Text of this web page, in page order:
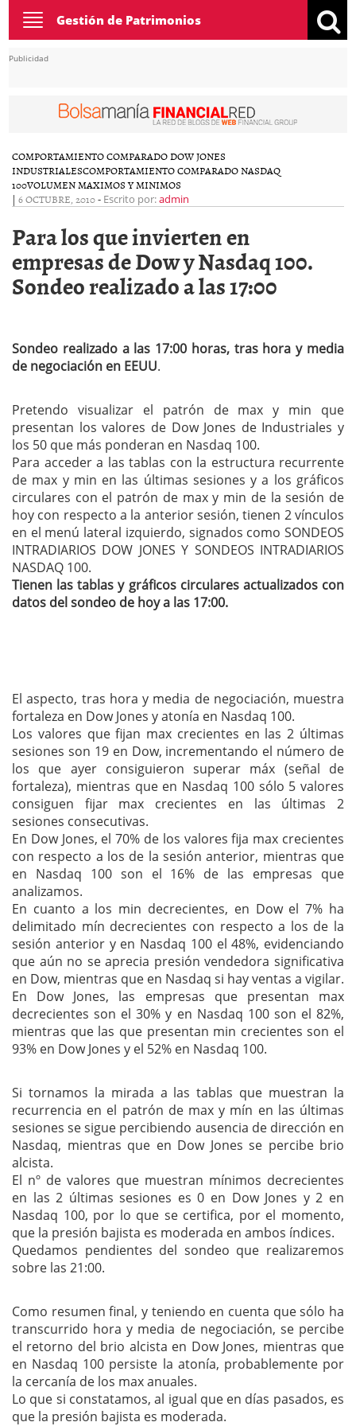
Toggle
navigation
Gestión de Patrimonios
Publicidad
COMPORTAMIENTO COMPARADO DOW JONES
INDUSTRIALESCOMPORTAMIENTO COMPARADO NASDAQ
100VOLUMEN MAXIMOS Y MINIMOS
| 6 OCTUBRE, 2010- Escrito por:admin
Para los que invierten en
empresas de Dow y Nasdaq 100.
Sondeo realizado a las 17:00
Sondeo realizado a las 17:00 horas, tras hora y media
de negociación en EEUU.
Pretendo visualizar el patrón de max y min que
presentan los valores de Dow Jones de Industriales y
los 50 que más ponderan en Nasdaq 100.
Para acceder a las tablas con la estructura recurrente
de max y min en las últimas sesiones y a los gráficos
circulares con el patrón de max y min de la sesión de
hoy con respecto a la anterior sesión, tienen 2 vínculos
en el menú lateral izquierdo, signados como SONDEOS
INTRADIARIOS DOW JONES Y SONDEOS INTRADIARIOS
NASDAQ 100.
Tienen las tablas y gráficos circulares actualizados con
datos del sondeo de hoy a las 17:00.
El aspecto, tras hora y media de negociación, muestra
fortaleza en Dow Jones y atonía en Nasdaq 100.
Los valores que fijan max crecientes en las 2 últimas
sesiones son 19 en Dow, incrementando el número de
los que ayer consiguieron superar máx (señal de
fortaleza), mientras que en Nasdaq 100 sólo 5 valores
consiguen fijar max crecientes en las últimas 2
sesiones consecutivas.
En Dow Jones, el 70% de los valores fija max crecientes
con respecto a los de la sesión anterior, mientras que
en Nasdaq 100 son el 16% de las empresas que
analizamos.
En cuanto a los min decrecientes, en Dow el 7% ha
delimitado mín decrecientes con respecto a los de la
sesión anterior y en Nasdaq 100 el 48%, evidenciando
que aún no se aprecia presión vendedora significativa
en Dow, mientras que en Nasdaq si hay ventas a vigilar.
En Dow Jones, las empresas que presentan max
decrecientes son el 30% y en Nasdaq 100 son el 82%,
mientras que las que presentan min crecientes son el
93% en Dow Jones y el 52% en Nasdaq 100.
Si tornamos la mirada a las tablas que muestran la
recurrencia en el patrón de max y mín en las últimas
sesiones se sigue percibiendo ausencia de dirección en
Nasdaq, mientras que en Dow Jones se percibe brio
alcista.
El nº de valores que muestran mínimos decrecientes
en las 2 últimas sesiones es 0 en Dow Jones y 2 en
Nasdaq 100, por lo que se certifica, por el momento,
que la presión bajista es moderada en ambos índices.
Quedamos pendientes del sondeo que realizaremos
sobre las 21:00.
Como resumen final, y teniendo en cuenta que sólo ha
transcurrido hora y media de negociación, se percibe
el retorno del brio alcista en Dow Jones, mientras que
en Nasdaq 100 persiste la atonía, probablemente por
la cercanía de los max anuales.
Lo que si constatamos, al igual que en días pasados, es
que la presión bajista es moderada.